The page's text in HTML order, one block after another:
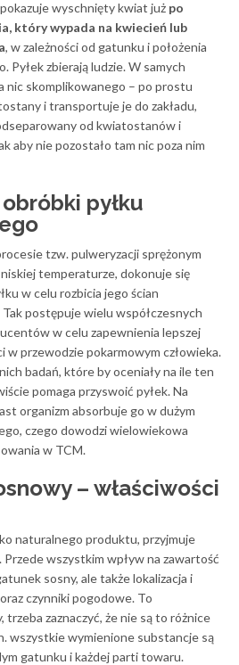
wyschnięty kwiat już po
który wypada na kwiecień lub
, w zależności od gatunku i położenia
Pyłek zbierają ludzie. W samych
nic skomplikowanego – po prostu
i transportuje je do zakładu,
od kwiatostanów i
aby nie pozostało tam nic poza nim
pyłku
tzw. pulweryzacji sprężonym
temperaturze, dokonuje się
w celu rozbicia jego ścian
postępuje wielu współczesnych
w celu zapewnienia lepszej
w przewodzie pokarmowym człowieka.
badań, które by oceniały na ile ten
pomaga przyswoić pyłek. Na
organizm absorbuje go w dużym
czego dowodzi wielowiekowa
w TCM.
– właściwości
naturalnego produktu, przyjmuje
Przede wszystkim wpływ na zawartość
sosny, ale także lokalizacja i
czynniki pogodowe. To
trzeba zaznaczyć, że nie są to różnice
wszystkie wymienione substancje są
gatunku i każdej parti towaru.